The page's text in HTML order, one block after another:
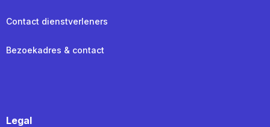
Contact dienstverleners
Bezoekadres & contact
Legal